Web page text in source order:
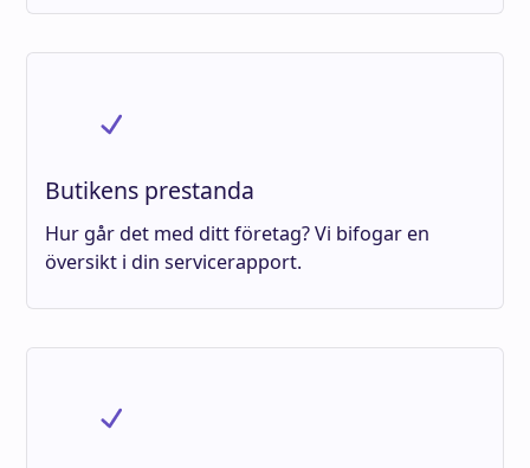
Butikens prestanda
Hur går det med ditt företag? Vi bifogar en
översikt i din servicerapport.